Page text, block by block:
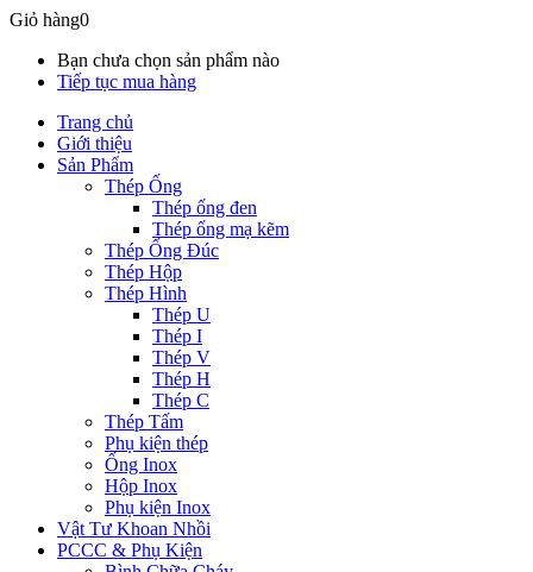
Giỏ hàng0
Bạn chưa chọn sản phẩm nào
Tiếp tục mua hàng
Trang chủ
Giới thiệu
Sản Phẩm
Thép Ống
Thép ống đen
Thép ống mạ kẽm
Thép Ống Đúc
Thép Hộp
Thép Hình
Thép U
Thép I
Thép V
Thép H
Thép C
Thép Tấm
Phụ kiện thép
Ống Inox
Hộp Inox
Phụ kiện Inox
Vật Tư Khoan Nhồi
PCCC & Phụ Kiện